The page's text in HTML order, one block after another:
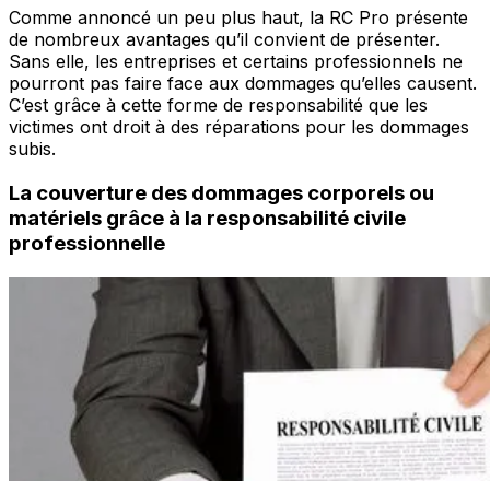
Comme annoncé un peu plus haut, la RC Pro présente
de nombreux avantages qu’il convient de présenter.
Sans elle, les entreprises et certains professionnels ne
pourront pas faire face aux dommages qu’elles causent.
C’est grâce à cette forme de responsabilité que les
victimes ont droit à des réparations pour les dommages
subis.
La couverture des dommages corporels ou
matériels grâce à la responsabilité civile
professionnelle